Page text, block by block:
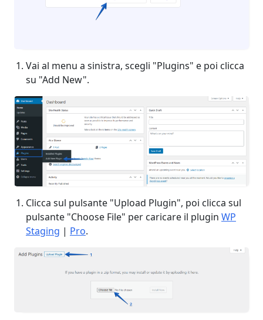
Vai al menu a sinistra, scegli "Plugins" e poi clicca
su "Add New".
Clicca sul pulsante "Upload Plugin", poi clicca sul
pulsante "Choose File" per caricare il plugin WP
Staging | Pro.